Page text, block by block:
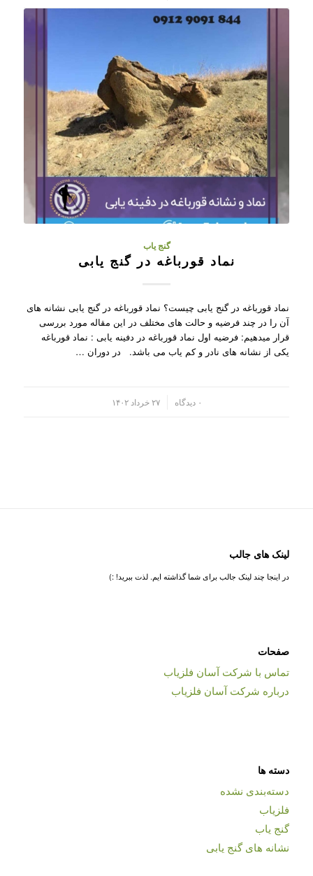
گنج یاب
نماد قورباغه در گنج یابی
نماد قورباغه در گنج یابی چیست؟ نماد قورباغه در گنج یابی نشانه های
آن را در چند فرضیه و حالت های مختلف در این مقاله مورد بررسی
قرار میدهیم: فرضیه اول نماد قورباغه در دفینه یابی : نماد قورباغه
یکی از نشانه های نادر و کم یاب می باشد. در دوران …
۰ دیدگاه ۲۷ خرداد ۱۴۰۲
لینک های جالب
در اینجا چند لینک جالب برای شما گذاشته ایم. لذت ببرید! :)
صفحات
تماس با شرکت آسان فلزیاب
درباره شرکت آسان فلزیاب
دسته ها
دسته‌بندی نشده
فلزیاب
گنج یاب
نشانه های گنج یابی